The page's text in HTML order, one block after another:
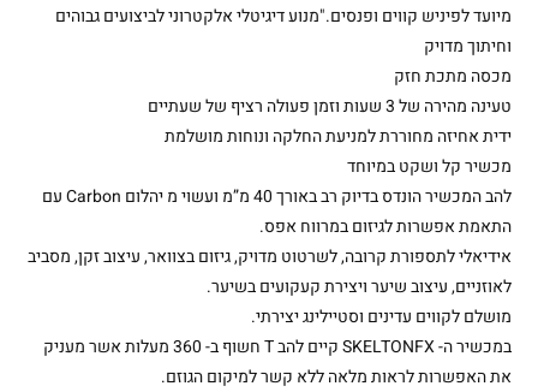
מיועד לפיניש קווים ופנסים."מנוע דיגיטלי אלקטרוני לביצועים גבוהים
וחיתוך מדויק
מכסה מתכת חזק
טעינה מהירה של 3 שעות וזמן פעולה רציף של שעתיים
ידית אחיזה מחוררת למניעת החלקה ונוחות מושלמת
מכשיר קל ושקט במיוחד
להב המכשיר הונדס בדיוק רב באורך 40 מ”מ ועשוי מ יהלום Carbon עם
התאמת אפשרות לגיזום במרווח אפס.
אידיאלי לתספורת קרובה, לשרטוט מדויק, גיזום בצוואר, עיצוב זקן, מסביב
לאוזניים, עיצוב שיער ויצירת קעקועים בשיער.
מושלם לקווים עדינים וסטיילינג יצירתי.
במכשיר ה- SKELTONFX קיים להב T חשוף ב- 360 מעלות אשר מעניק
את האפשרות לראות מלאה ללא קשר למיקום הגוזם.